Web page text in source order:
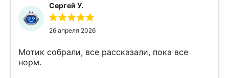
Сергей У.
26 апреля 2026
Мотик собрали, все рассказали, пока все
норм.